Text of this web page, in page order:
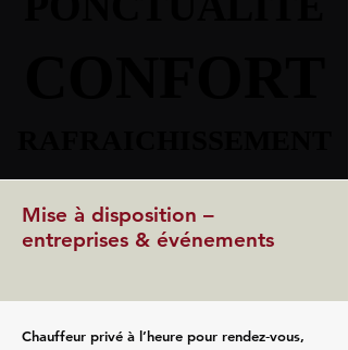
Mise à disposition –
entreprises & événements
Chauffeur privé à l’heure pour rendez‑vous,